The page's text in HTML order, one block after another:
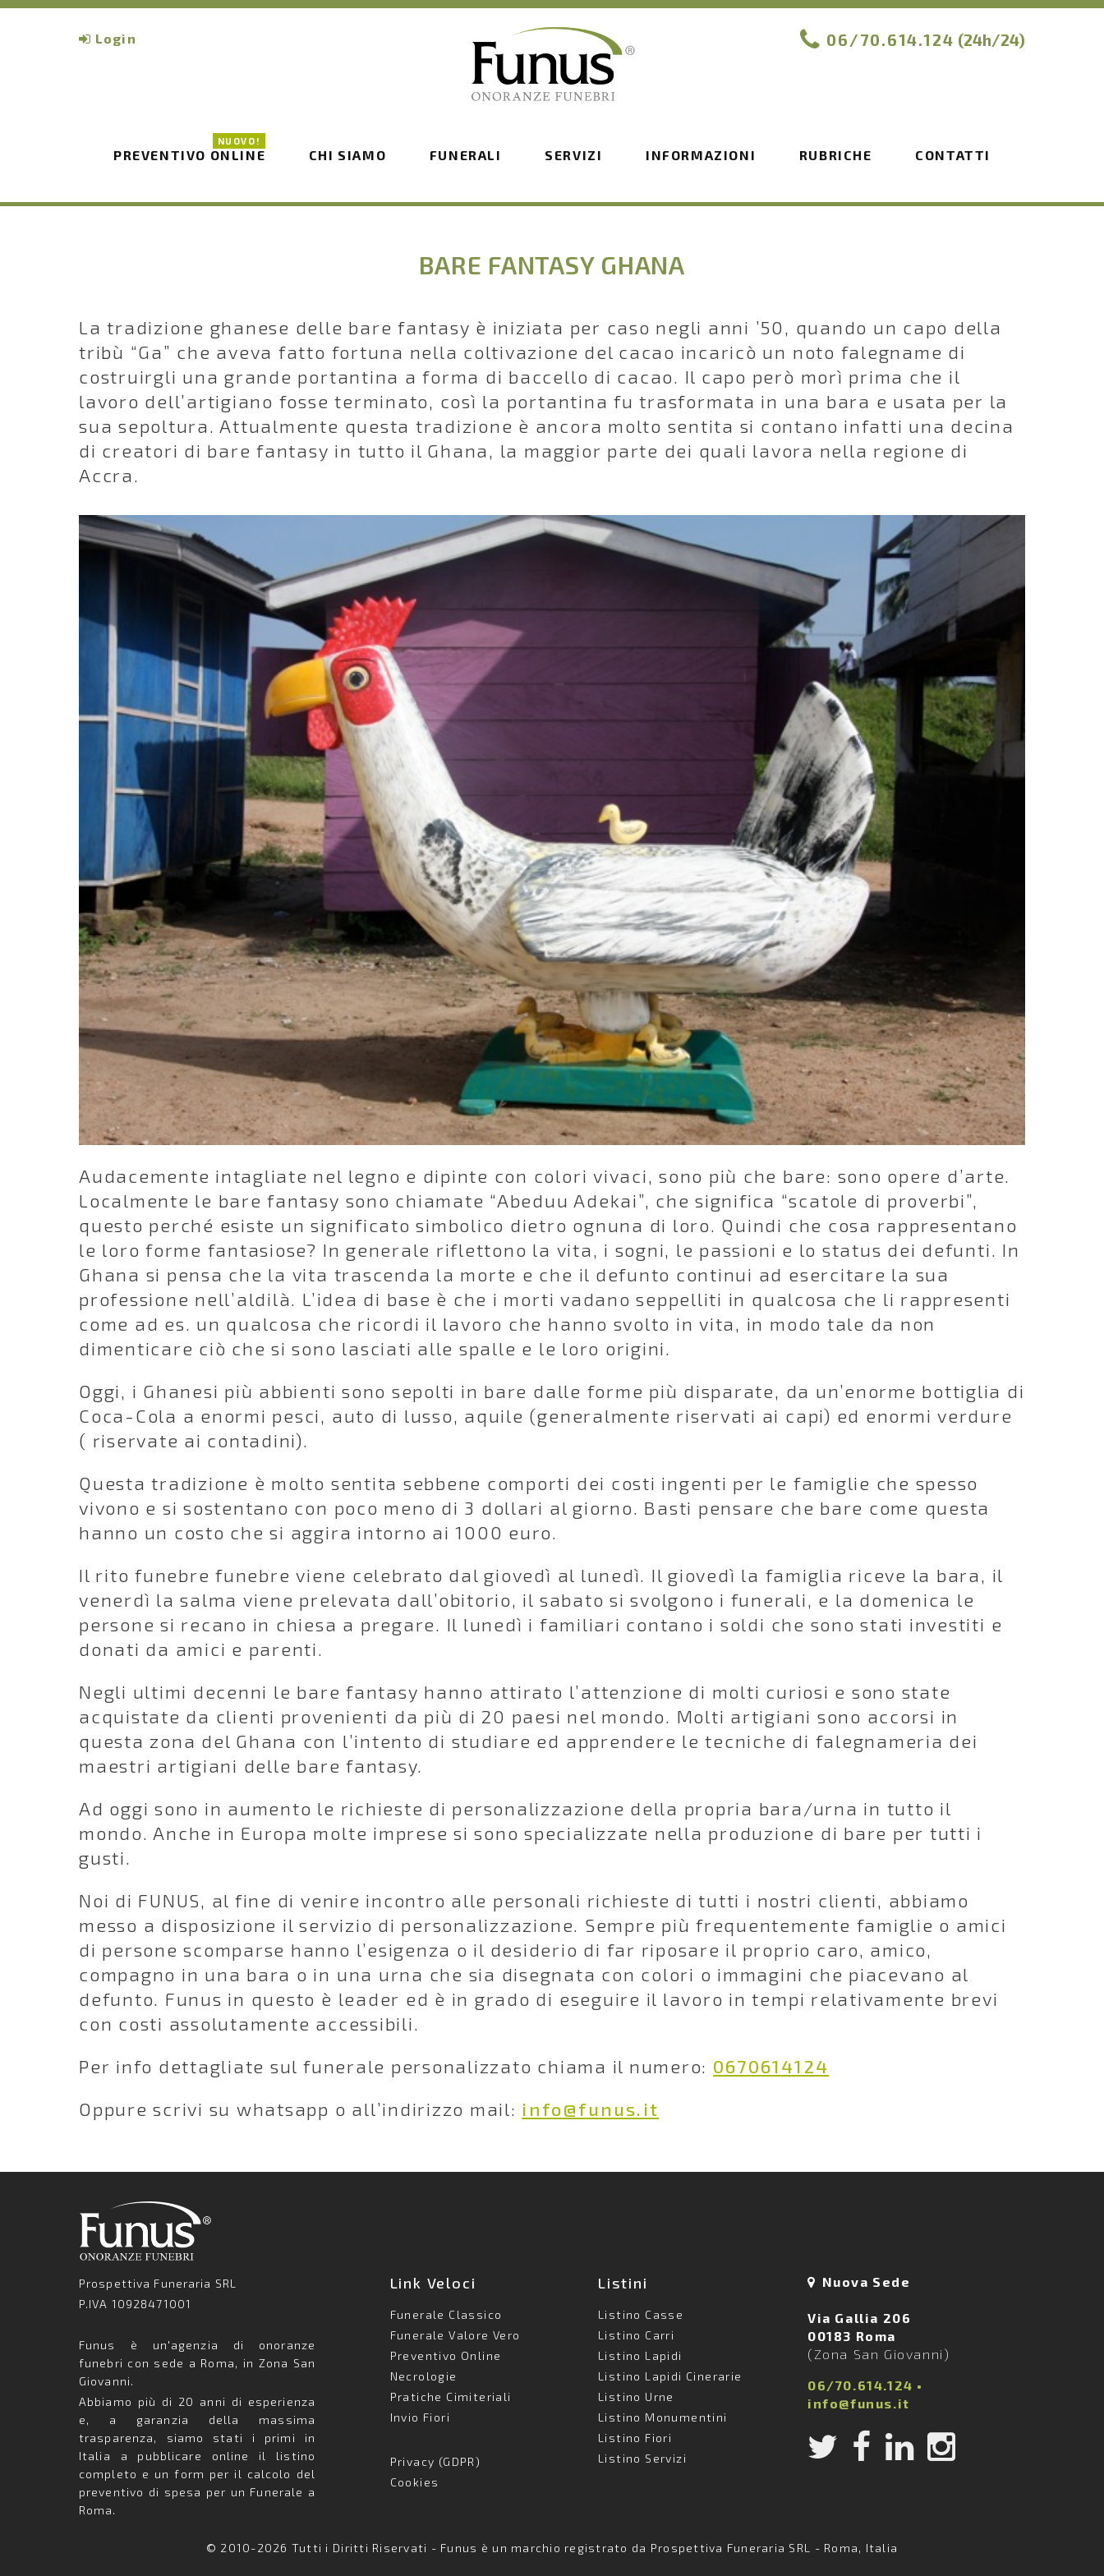
Login 06/70.614.124 (24h/24)
PREVENTIVO ONLINE
NUOVO!
CHI SIAMO FUNERALI SERVIZI INFORMAZIONI RUBRICHE CONTATTI
BARE FANTASY GHANA
La tradizione ghanese delle bare fantasy è iniziata per caso negli anni ’50, quando un capo della
tribù “Ga” che aveva fatto fortuna nella coltivazione del cacao incaricò un noto falegname di
costruirgli una grande portantina a forma di baccello di cacao. Il capo però morì prima che il
lavoro dell’artigiano fosse terminato, così la portantina fu trasformata in una bara e usata per la
sua sepoltura. Attualmente questa tradizione è ancora molto sentita si contano infatti una decina
di creatori di bare fantasy in tutto il Ghana, la maggior parte dei quali lavora nella regione di
Accra.
Audacemente intagliate nel legno e dipinte con colori vivaci, sono più che bare: sono opere d’arte.
Localmente le bare fantasy sono chiamate “Abeduu Adekai”, che significa “scatole di proverbi”,
questo perché esiste un significato simbolico dietro ognuna di loro. Quindi che cosa rappresentano
le loro forme fantasiose? In generale riflettono la vita, i sogni, le passioni e lo status dei defunti. In
Ghana si pensa che la vita trascenda la morte e che il defunto continui ad esercitare la sua
professione nell’aldilà. L’idea di base è che i morti vadano seppelliti in qualcosa che li rappresenti
come ad es. un qualcosa che ricordi il lavoro che hanno svolto in vita, in modo tale da non
dimenticare ciò che si sono lasciati alle spalle e le loro origini.
Oggi, i Ghanesi più abbienti sono sepolti in bare dalle forme più disparate, da un’enorme bottiglia di
Coca-Cola a enormi pesci, auto di lusso, aquile (generalmente riservati ai capi) ed enormi verdure
( riservate ai contadini).
Questa tradizione è molto sentita sebbene comporti dei costi ingenti per le famiglie che spesso
vivono e si sostentano con poco meno di 3 dollari al giorno. Basti pensare che bare come questa
hanno un costo che si aggira intorno ai 1000 euro.
Il rito funebre funebre viene celebrato dal giovedì al lunedì. Il giovedì la famiglia riceve la bara, il
venerdì la salma viene prelevata dall’obitorio, il sabato si svolgono i funerali, e la domenica le
persone si recano in chiesa a pregare. Il lunedì i familiari contano i soldi che sono stati investiti e
donati da amici e parenti.
Negli ultimi decenni le bare fantasy hanno attirato l’attenzione di molti curiosi e sono state
acquistate da clienti provenienti da più di 20 paesi nel mondo. Molti artigiani sono accorsi in
questa zona del Ghana con l’intento di studiare ed apprendere le tecniche di falegnameria dei
maestri artigiani delle bare fantasy.
Ad oggi sono in aumento le richieste di personalizzazione della propria bara/urna in tutto il
mondo. Anche in Europa molte imprese si sono specializzate nella produzione di bare per tutti i
gusti.
Noi di FUNUS, al fine di venire incontro alle personali richieste di tutti i nostri clienti, abbiamo
messo a disposizione il servizio di personalizzazione. Sempre più frequentemente famiglie o amici
di persone scomparse hanno l’esigenza o il desiderio di far riposare il proprio caro, amico,
compagno in una bara o in una urna che sia disegnata con colori o immagini che piacevano al
defunto. Funus in questo è leader ed è in grado di eseguire il lavoro in tempi relativamente brevi
con costi assolutamente accessibili.
Per info dettagliate sul funerale personalizzato chiama il numero: 0670614124
Oppure scrivi su whatsapp o all’indirizzo mail: info@funus.it
Prospettiva Funeraria SRL
P.IVA 10928471001
Funus è un'agenzia di onoranze
funebri con sede a Roma, in Zona San
Giovanni.
Abbiamo più di 20 anni di esperienza
e, a garanzia della massima
trasparenza, siamo stati i primi in
Italia a pubblicare online il listino
completo e un form per il calcolo del
preventivo di spesa per un Funerale a
Roma.
Link Veloci
Funerale Classico
Funerale Valore Vero
Preventivo Online
Necrologie
Pratiche Cimiteriali
Invio Fiori
Privacy (GDPR)
Cookies
Listini
Listino Casse
Listino Carri
Listino Lapidi
Listino Lapidi Cinerarie
Listino Urne
Listino Monumentini
Listino Fiori
Listino Servizi
Nuova Sede
Via Gallia 206
00183 Roma
(Zona San Giovanni)
06/70.614.124 •
info@funus.it
© 2010-2026 Tutti i Diritti Riservati - Funus è un marchio registrato da Prospettiva Funeraria SRL - Roma, Italia